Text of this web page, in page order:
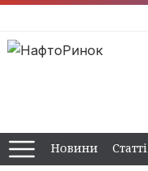
Новини Статті